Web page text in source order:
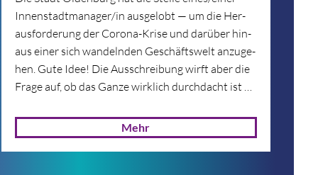
Innenstadtmanager/in aus­ge­lobt — um die Her­
aus­for­de­rung der Corona-Krise und dar­über hin­
aus einer sich wan­deln­den Geschäfts­welt anzu­ge­
hen. Gute Idee! Die Aus­schrei­bung wirft aber die
Frage auf, ob das Ganze wirk­lich durch­dacht ist …
Mehr